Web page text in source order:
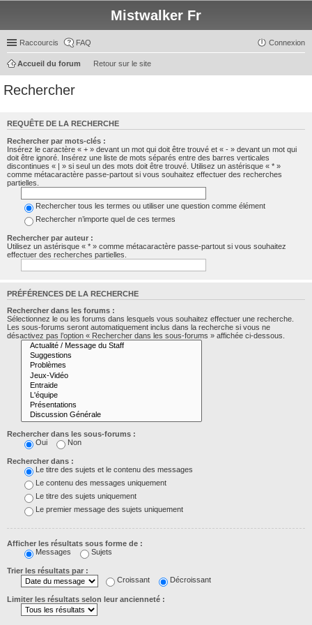
Mistwalker Fr
Raccourcis FAQ Connexion
Retour sur le site
Accueil du forum
Rechercher
REQUÊTE DE LA RECHERCHE
Rechercher par mots-clés :
Insérez le caractère « + » devant un mot qui doit être trouvé et « - » devant un mot qui
doit être ignoré. Insérez une liste de mots séparés entre des barres verticales
discontinues « | » si seul un des mots doit être trouvé. Utilisez un astérisque « * »
comme métacaractère passe-partout si vous souhaitez effectuer des recherches
partielles.
Rechercher tous les termes ou utiliser une question comme élément
Rechercher n’importe quel de ces termes
Rechercher par auteur :
Utilisez un astérisque « * » comme métacaractère passe-partout si vous souhaitez
effectuer des recherches partielles.
PRÉFÉRENCES DE LA RECHERCHE
Rechercher dans les forums :
Sélectionnez le ou les forums dans lesquels vous souhaitez effectuer une recherche.
Les sous-forums seront automatiquement inclus dans la recherche si vous ne
désactivez pas l’option « Rechercher dans les sous-forums » affichée ci-dessous.
Rechercher dans les sous-forums :
Oui
Non
Rechercher dans :
Le titre des sujets et le contenu des messages
Le contenu des messages uniquement
Le titre des sujets uniquement
Le premier message des sujets uniquement
Afficher les résultats sous forme de :
Messages
Sujets
Trier les résultats par :
Croissant
Décroissant
Limiter les résultats selon leur ancienneté :